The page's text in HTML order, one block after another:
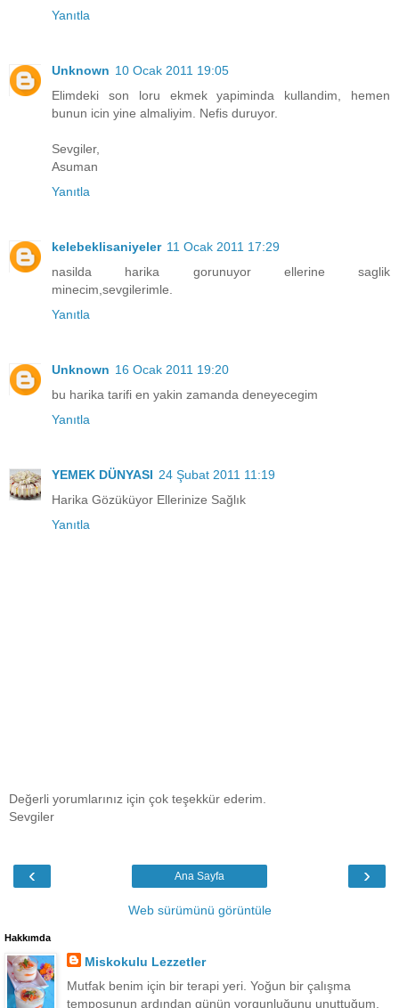
Yanıtla
Unknown 10 Ocak 2011 19:05
Elimdeki son loru ekmek yapiminda kullandim, hemen
bunun icin yine almaliyim. Nefis duruyor.
Sevgiler,
Asuman
Yanıtla
kelebeklisaniyeler 11 Ocak 2011 17:29
nasilda harika gorunuyor ellerine saglik
minecim,sevgilerimle.
Yanıtla
Unknown 16 Ocak 2011 19:20
bu harika tarifi en yakin zamanda deneyecegim
Yanıtla
YEMEK DÜNYASI 24 Şubat 2011 11:19
Harika Gözüküyor Ellerinize Sağlık
Yanıtla
Değerli yorumlarınız için çok teşekkür ederim.
Sevgiler
‹ ›
Ana Sayfa
Web sürümünü görüntüle
Hakkımda
Miskokulu Lezzetler
Mutfak benim için bir terapi yeri. Yoğun bir çalışma
temposunun ardından günün yorgunluğunu unuttuğum,